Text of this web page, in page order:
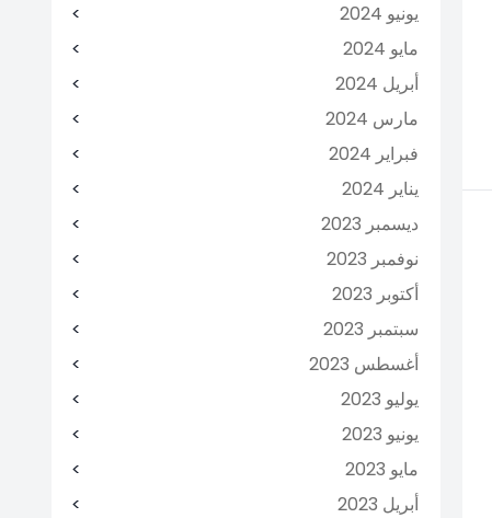
يونيو 2024
مايو 2024
أبريل 2024
مارس 2024
فبراير 2024
يناير 2024
ديسمبر 2023
نوفمبر 2023
أكتوبر 2023
سبتمبر 2023
أغسطس 2023
يوليو 2023
يونيو 2023
مايو 2023
أبريل 2023